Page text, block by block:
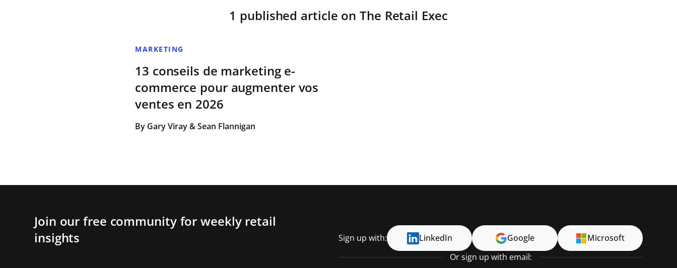
1 published article on The Retail Exec
MARKETING
13 conseils de marketing e-
commerce pour augmenter vos
ventes en 2026
By Gary Viray & Sean Flannigan
Join our free community for weekly retail
insights
Sign up with: LinkedIn Google Microsoft
Or sign up with email: